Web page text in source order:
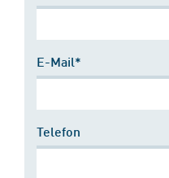
E-Mail*
Telefon